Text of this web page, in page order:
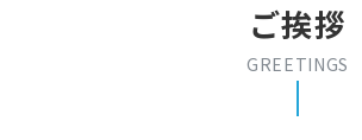
ご挨拶
GREETINGS